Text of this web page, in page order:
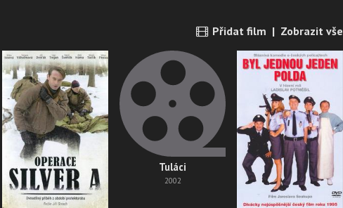
Přidat film | Zobrazit vše
Tuláci
2002